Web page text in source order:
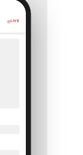
LIVE